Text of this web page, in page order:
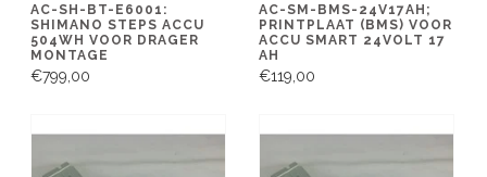
AC-SH-BT-E6001:
SHIMANO STEPS ACCU
504WH VOOR DRAGER
MONTAGE
€799,00
AC-SM-BMS-24V17AH;
PRINTPLAAT (BMS) VOOR
ACCU SMART 24VOLT 17
AH
€119,00